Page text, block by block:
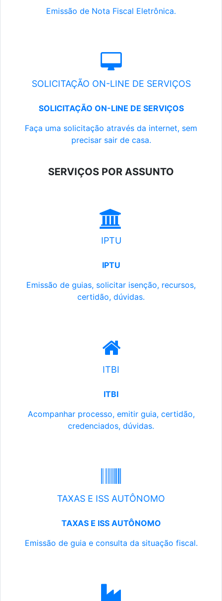
Emissão de Nota Fiscal Eletrônica.
SOLICITAÇÃO ON-LINE DE SERVIÇOS
SOLICITAÇÃO ON-LINE DE SERVIÇOS
Faça uma solicitação através da internet, sem
precisar sair de casa.
SERVIÇOS POR ASSUNTO
IPTU
IPTU
Emissão de guias, solicitar isenção, recursos,
certidão, dúvidas.
ITBI
ITBI
Acompanhar processo, emitir guia, certidão,
credenciados, dúvidas.
TAXAS E ISS AUTÔNOMO
TAXAS E ISS AUTÔNOMO
Emissão de guia e consulta da situação fiscal.